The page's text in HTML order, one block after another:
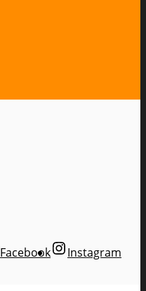
Facebook
Instagram